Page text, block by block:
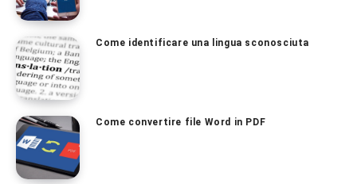
Come identificare una lingua sconosciuta
Come convertire file Word in PDF